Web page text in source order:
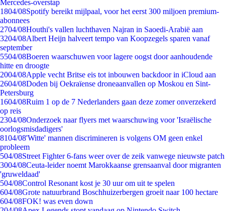
Mercedes-overstap
1804/08Spotify bereikt mijlpaal, voor het eerst 300 miljoen premium-
abonnees
2704/08Houthi's vallen luchthaven Najran in Saoedi-Arabië aan
3204/08Albert Heijn halveert tempo van Koopzegels sparen vanaf
september
5504/08Boeren waarschuwen voor lagere oogst door aanhoudende
hitte en droogte
2004/08Apple vecht Britse eis tot inbouwen backdoor in iCloud aan
2604/08Doden bij Oekraïense droneaanvallen op Moskou en Sint-
Petersburg
1604/08Ruim 1 op de 7 Nederlanders gaan deze zomer onverzekerd
op reis
2304/08Onderzoek naar flyers met waarschuwing voor 'Israëlische
oorlogsmisdadigers'
8104/08'Witte' mannen discrimineren is volgens OM geen enkel
probleem
504/08Street Fighter 6-fans weer over de zeik vanwege nieuwste patch
3004/08Ceuta-leider noemt Marokkaanse grensaanval door migranten
'gruweldaad'
504/08Control Resonant kost je 30 uur om uit te spelen
604/08Grote natuurbrand Boschhuizerbergen groeit naar 100 hectare
604/08FOK! was even down